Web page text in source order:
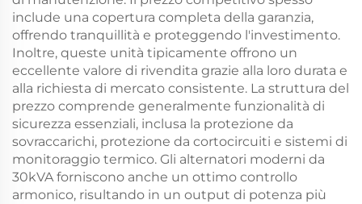
include una copertura completa della garanzia,
offrendo tranquillità e proteggendo l'investimento.
Inoltre, queste unità tipicamente offrono un
eccellente valore di rivendita grazie alla loro durata e
alla richiesta di mercato consistente. La struttura del
prezzo comprende generalmente funzionalità di
sicurezza essenziali, inclusa la protezione da
sovraccarichi, protezione da cortocircuiti e sistemi di
monitoraggio termico. Gli alternatori moderni da
30kVA forniscono anche un ottimo controllo
armonico, risultando in un output di potenza più